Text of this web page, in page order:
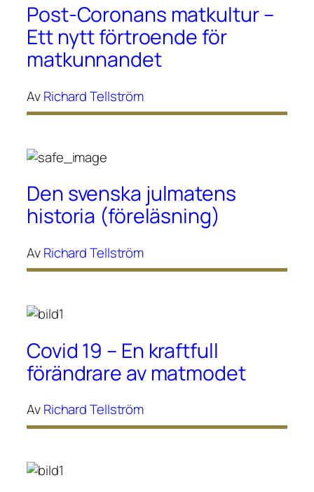
Post-Coronans matkultur –
Ett nytt förtroende för
matkunnandet
AvRichard Tellström
Den svenska julmatens
historia (föreläsning)
AvRichard Tellström
Covid 19 – En kraftfull
förändrare av matmodet
AvRichard Tellström